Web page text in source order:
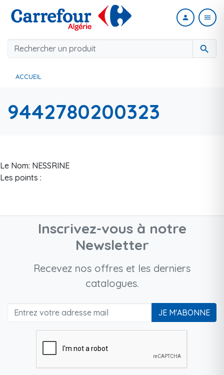
search
person menu
ACCUEIL
9442780200323
Le Nom: NESSRINE
Les points :
Inscrivez-vous à notre
Newsletter
Recevez nos offres et les derniers
catalogues.
JE M'ABONNE